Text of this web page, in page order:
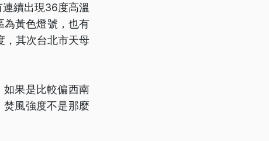
續出現36度高溫
為黃色燈號，也有
，其次台北市天母
如果是比較偏西南
風強度不是那麼